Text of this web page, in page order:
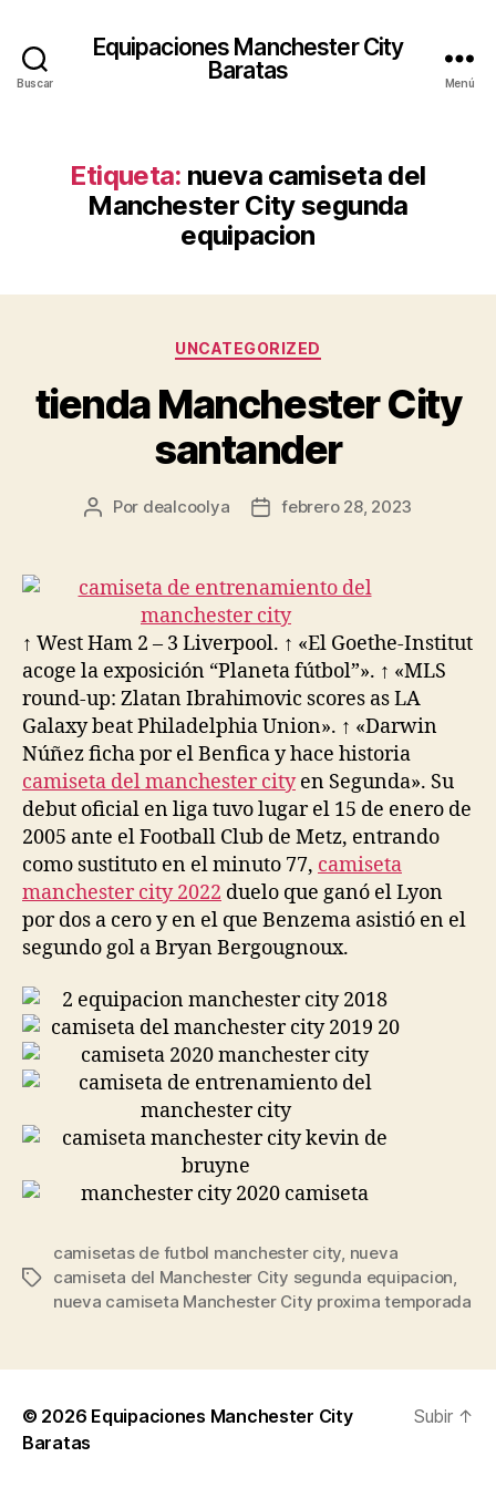
Buscar
Equipaciones Manchester City
Baratas
Menú
Etiqueta: nueva camiseta del
Manchester City segunda
equipacion
Categorías
UNCATEGORIZED
tienda Manchester City
santander
Autor
entrada
Por dealcoolya
Fecha
entrada
febrero 28, 2023
↑ West Ham 2 – 3 Liverpool. ↑ «El Goethe-Institut
acoge la exposición “Planeta fútbol”». ↑ «MLS
round-up: Zlatan Ibrahimovic scores as LA
Galaxy beat Philadelphia Union». ↑ «Darwin
Núñez ficha por el Benfica y hace historia
camiseta del manchester cityen Segunda». Su
debut oficial en liga tuvo lugar el 15 de enero de
2005 ante el Football Club de Metz, entrando
como sustituto en el minuto 77, camiseta
manchester city 2022 duelo que ganó el Lyon
por dos a cero y en el que Benzema asistió en el
segundo gol a Bryan Bergougnoux.
Etiquetas
camisetas de futbol manchester city, nueva
camiseta del Manchester City segunda equipacion,
nueva camiseta Manchester City proxima temporada
© 2026 Equipaciones Manchester City
Baratas
Subir ↑